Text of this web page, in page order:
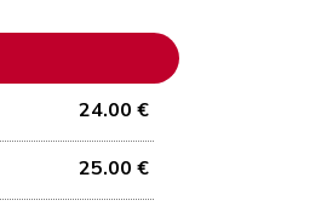
24.00 €
25.00 €